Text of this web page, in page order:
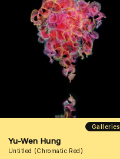
Galleries
Yu-Wen Hung
Untitled (Chromatic Red)